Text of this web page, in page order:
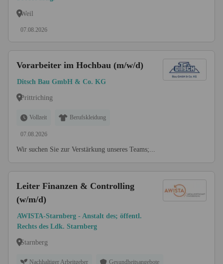
Weil
07.08.2026
Vorarbeiter im Hochbau (m/w/d)
Ditsch Bau GmbH & Co. KG
Prittriching
Vollzeit Berufskleidung
07.08.2026
Wir suchen Sie zur Verstärkung unseres Teams;...
Leiter Finanzen & Controlling
(w/m/d)
AWISTA-Starnberg - Anstalt des; öffentl.
Rechts des Ldk. Starnberg
Starnberg
Nachhaltiger Arbeitgeber Gesundheitsangebote